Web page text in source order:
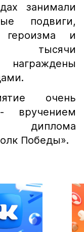
занимали
подвиги,
героизма и
тысячи
очень
вручением
диплома
Победы».